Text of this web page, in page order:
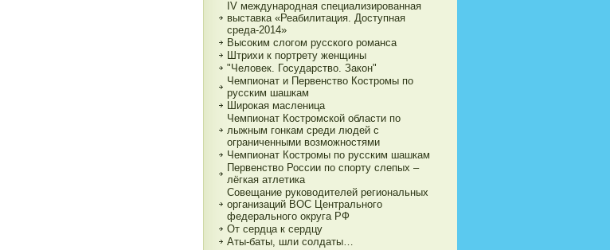
IV международная специализированная
выставка «Реабилитация. Доступная
среда-2014»
Высоким слогом русского романса
Штрихи к портрету женщины
"Человек. Государство. Закон"
Чемпионат и Первенство Костромы по
русским шашкам
Широкая масленица
Чемпионат Костромской области по
лыжным гонкам среди людей с
ограниченными возможностями
Чемпионат Костромы по русским шашкам
Первенство России по спорту слепых –
лёгкая атлетика
Совещание руководителей региональных
организаций ВОС Центрального
федерального округа РФ
От сердца к сердцу
Аты-баты, шли солдаты…